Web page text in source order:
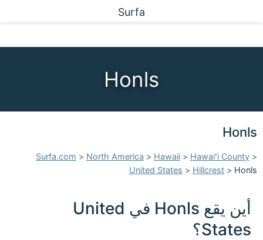
Surfa
Honls
Honls
Surfa.com > North America > Hawaii > Hawaiʻi County >
United States > Hillcrest > Honls
أين يقع Honls في United
States؟